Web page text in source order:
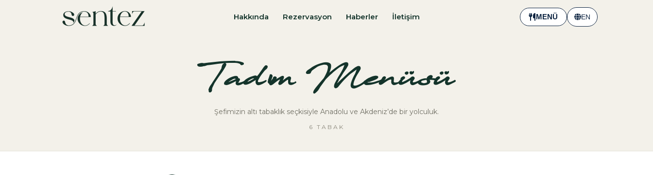
Hakkında Rezervasyon Haberler İletişim MENÜ EN
Tadım Menüsü
Şefimizin altı tabaklık seçkisiyle Anadolu ve Akdeniz’de bir yolculuk.
6 TABAK